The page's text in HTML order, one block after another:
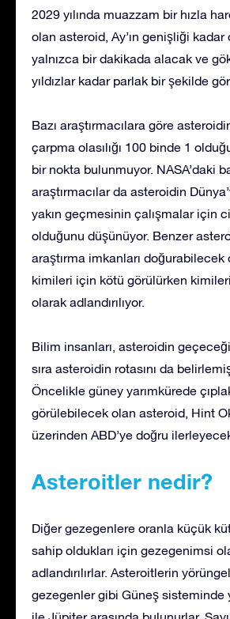
2029 yılında muazzam bir hızla
olan asteroid, Ay’ın genişliği kadar
yalnızca bir dakikada alacak ve
yıldızlar kadar parlak bir şekilde
Bazı araştırmacılara göre
çarpma olasılığı 100 binde 1
bir nokta bulunmuyor. NASA’daki
araştırmacılar da asteroidin
yakın geçmesinin çalışmalar için
olduğunu düşünüyor. Benzer
araştırma imkanları
kimileri için kötü görülürken
olarak adlandırılıyor.
Bilim insanları, asteroidin geçeceği
sıra asteroidin rotasını da
Öncelikle güney yarımkürede
görülebilecek olan asteroid, Hint
üzerinden ABD’ye doğru
Asteroitler nedir?
Diğer gezegenlere oranla küçük
sahip oldukları için gezegenimsi
adlandırılırlar. Asteroitlerin
gezegenler gibi Güneş sisteminde